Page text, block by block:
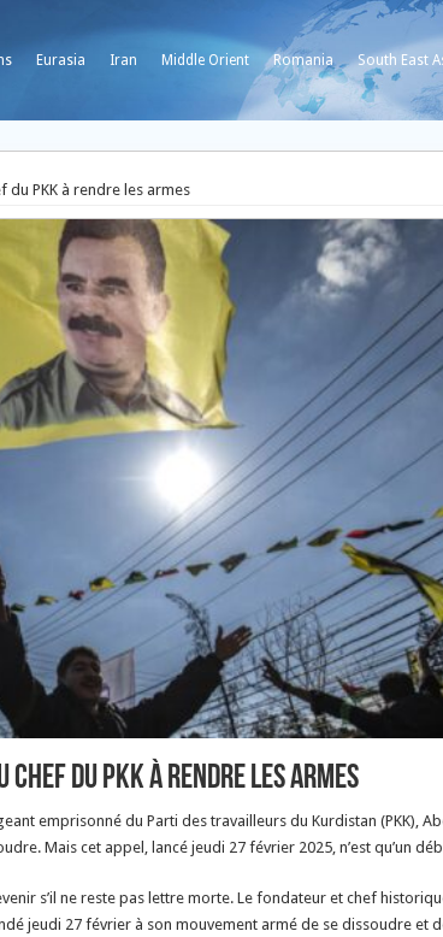
Eurasia Iran Middle Orient Romania South East
du PKK à rendre les armes
chef du PKK à rendre les armes
emprisonné du Parti des travailleurs du Kurdistan (PKK),
Mais cet appel, lancé jeudi 27 février 2025, n’est qu’un
s’il ne reste pas lettre morte. Le fondateur et chef
jeudi 27 février à son mouvement armé de se dissoudre et